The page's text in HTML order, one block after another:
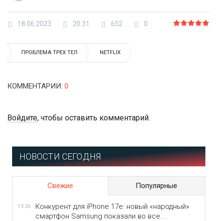
18.06.2023 20:31 652 0
ПРОБЛЕМА ТРЕХ ТЕЛ NETFLIX
КОММЕНТАРИИ: 0
Войдите, чтобы оставить комментарий.
НОВОСТИ СЕГОДНЯ
Свежие Популярные
13:26
Конкурент для iPhone 17e: новый «народный»
смартфон Samsung показали во все...